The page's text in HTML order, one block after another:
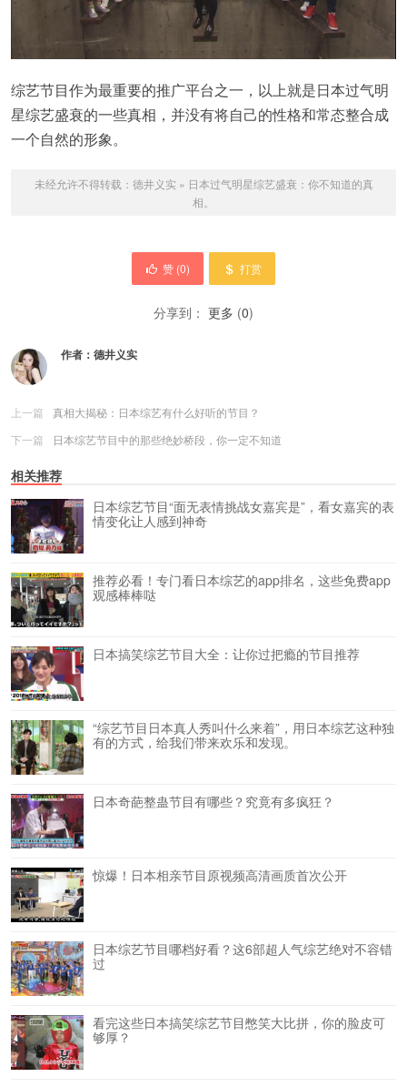
综艺节目作为最重要的推广平台之一，以上就是日本过气明
星综艺盛衰的一些真相，并没有将自己的性格和常态整合成
一个自然的形象。
未经允许不得转载： 德井义实 » 日本过气明星综艺盛衰：你不知道的真
相。
赞 (0) 打赏
分享到： 更多 (0)
作者： 德井义实
上一篇
真相大揭秘：日本综艺有什么好听的节目？
下一篇
日本综艺节目中的那些绝妙桥段，你一定不知道
相关推荐
日本综艺节目“面无表情挑战女嘉宾是”，看女嘉宾的表
情变化让人感到神奇
推荐必看！专门看日本综艺的app排名，这些免费app
观感棒棒哒
日本搞笑综艺节目大全：让你过把瘾的节目推荐
“综艺节目日本真人秀叫什么来着”，用日本综艺这种独
有的方式，给我们带来欢乐和发现。
日本奇葩整蛊节目有哪些？究竟有多疯狂？
惊爆！日本相亲节目原视频高清画质首次公开
日本综艺节目哪档好看？这6部超人气综艺绝对不容错
过
看完这些日本搞笑综艺节目憋笑大比拼，你的脸皮可
够厚？